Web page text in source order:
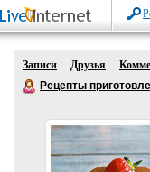
Записи Друзья
Рецепты